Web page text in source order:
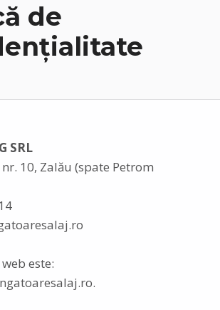
de
SRL
10, Zalău (spate Petrom
este: